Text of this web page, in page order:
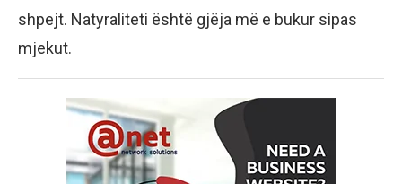
shpejt. Natyraliteti është gjëja më e bukur sipas
mjekut.